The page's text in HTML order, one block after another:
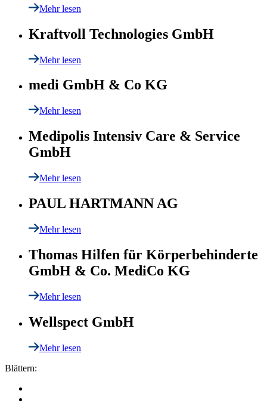
Mehr lesen
Kraftvoll Technologies GmbH
Mehr lesen
medi GmbH & Co KG
Mehr lesen
Medipolis Intensiv Care & Service
GmbH
Mehr lesen
PAUL HARTMANN AG
Mehr lesen
Thomas Hilfen für Körperbehinderte
GmbH & Co. MediCo KG
Mehr lesen
Wellspect GmbH
Mehr lesen
Blättern: